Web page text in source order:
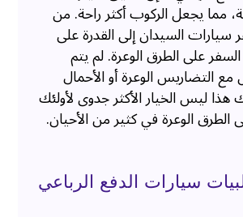
مما يجعل الركوب أكثر راحة. من
سيارات السيدان إلى القدرة على
على الطرق الوعرة. لم يتم
التضاريس الوعرة أو الأحمال
هذا ليس الخيار الأكثر جدوى لأولئك
الطرق الوعرة في كثير من الأحيان.
سيارات الدفع الرباعي